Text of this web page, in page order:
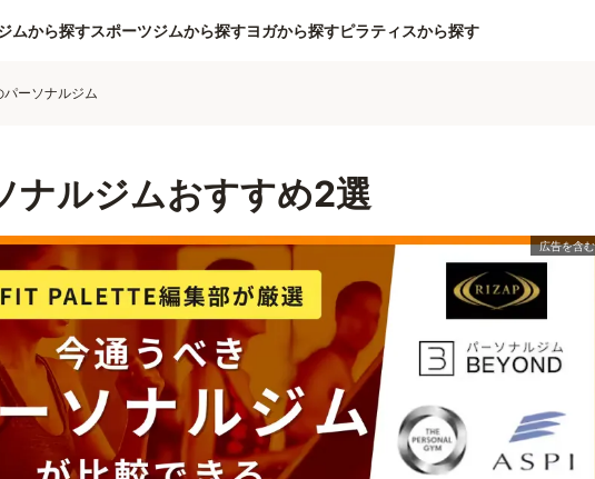
ムから探すスポーツジムから探すヨガから探すピラティスから探す
ーソナルジム
ナルジムおすすめ2選